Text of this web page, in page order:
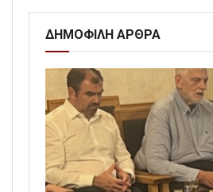
ΔΗΜΟΦΙΛΗ ΑΡΘΡΑ